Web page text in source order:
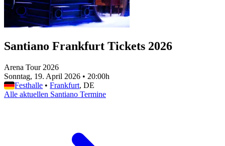
Santiano Frankfurt Tickets 2026
Arena Tour 2026
Sonntag, 19. April 2026 • 20:00h
Festhalle • Frankfurt, DE
Alle aktuellen Santiano Termine